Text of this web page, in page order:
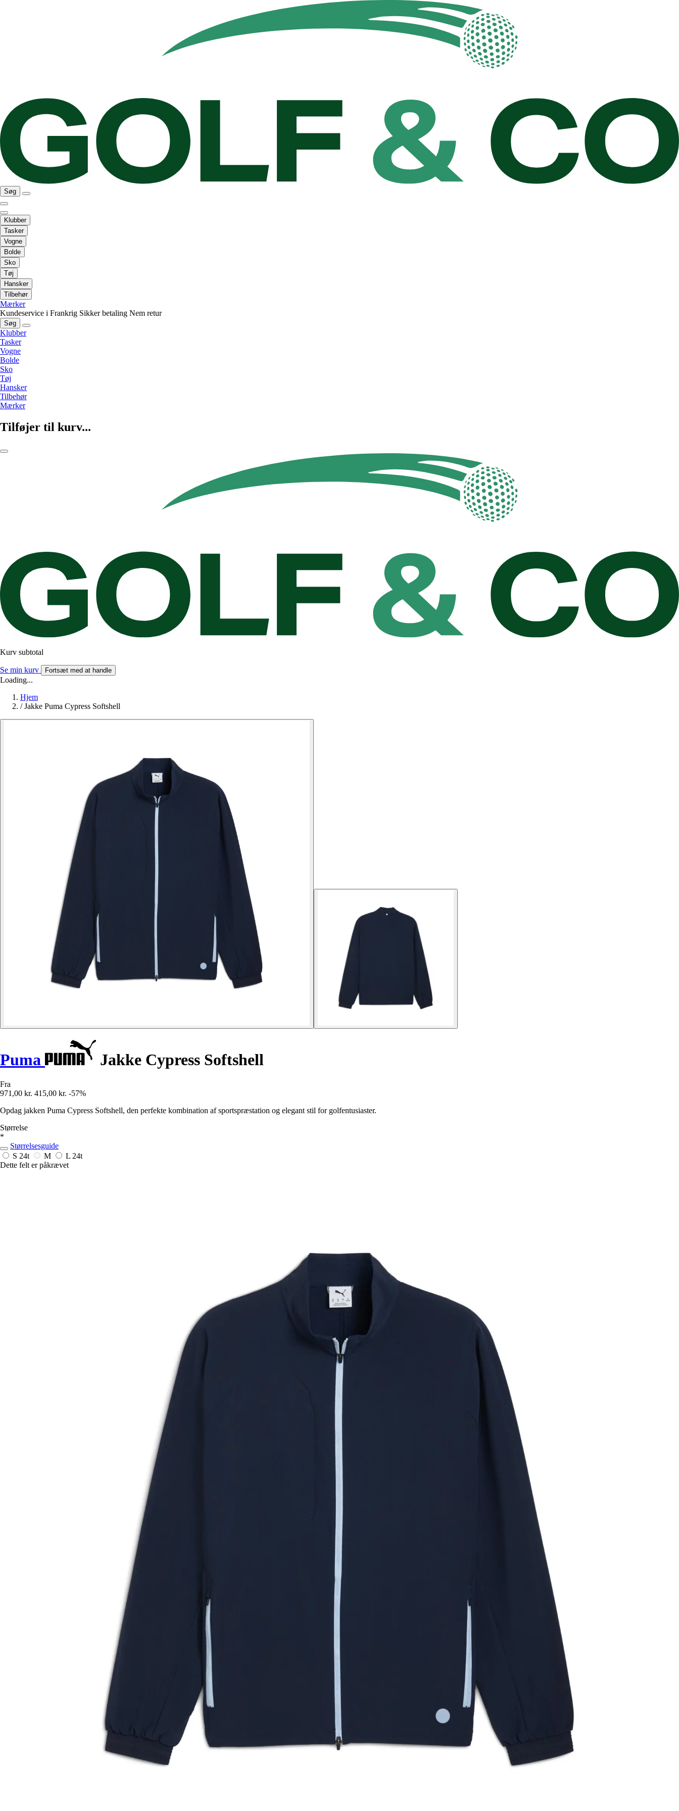
Søg
Klubber
Tasker
Vogne
Bolde
Sko
Tøj
Hansker
Tilbehør
Mærker
Kundeservice i Frankrig Sikker betaling Nem retur
Søg
Klubber
Tasker
Vogne
Bolde
Sko
Tøj
Hansker
Tilbehør
Mærker
Tilføjer til kurv...
Kurv subtotal
Se min kurv Fortsæt med at handle
Loading...
Hjem
/ Jakke Puma Cypress Softshell
Puma Jakke Cypress Softshell
Fra
971,00 kr. 415,00 kr. -57%
Opdag jakken Puma Cypress Softshell, den perfekte kombination af sportspræstation og elegant stil for golfentusiaster.
Størrelse
*
Størrelsesguide
S 24t M L 24t
Dette felt er påkrævet